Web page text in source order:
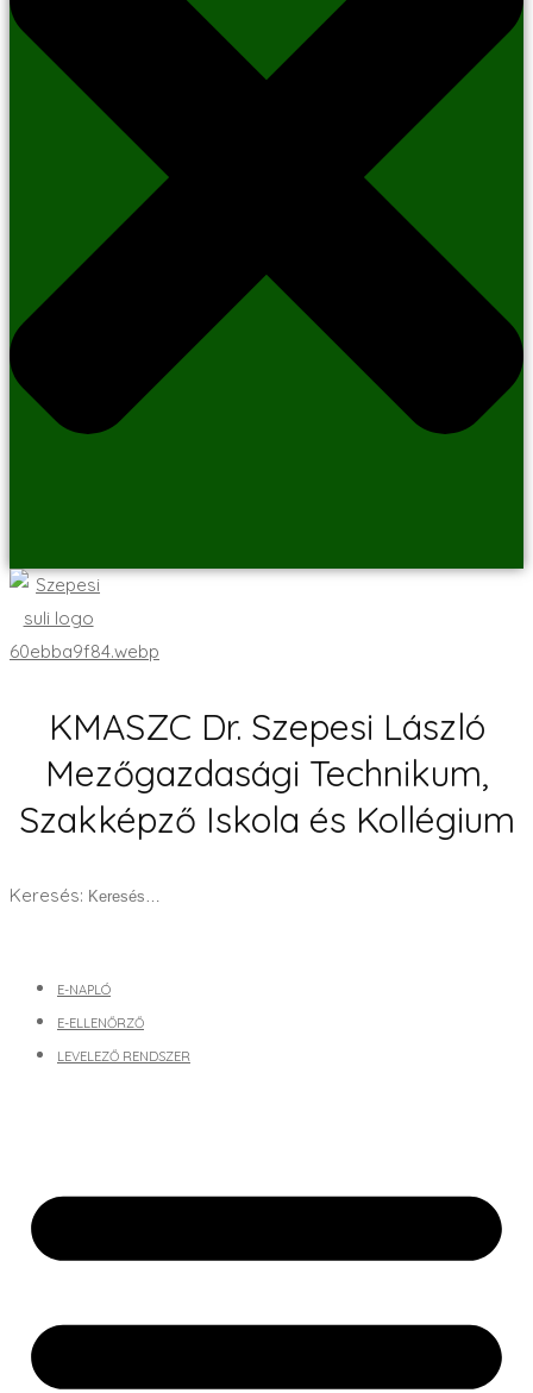
KMASZC Dr. Szepesi László
Mezőgazdasági Technikum,
Szakképző Iskola és Kollégium
Keresés:
E-NAPLÓ
E-ELLENŐRZŐ
LEVELEZŐ RENDSZER